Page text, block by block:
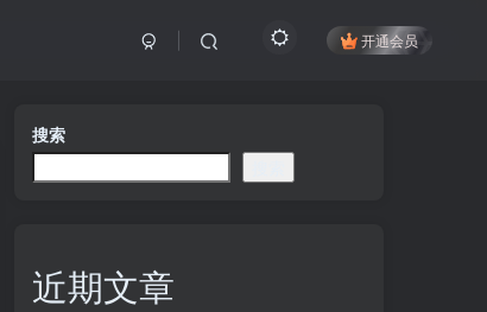
开通会员
搜索
近期文章